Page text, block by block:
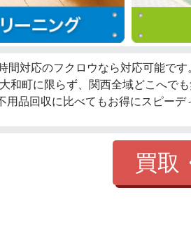
間対応のフクロウなら対応可能で
和町に限らず、関西全域どこへで
品回収に比べてもお得にスピー
買取